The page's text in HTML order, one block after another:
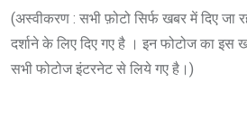
(अस्वीकरण : सभी फ़ोटो सिर्फ खबर में दिए
दर्शाने के लिए दिए गए है । इन फोटोज का इस
सभी फोटोज इंटरनेट से लिये गए है।)